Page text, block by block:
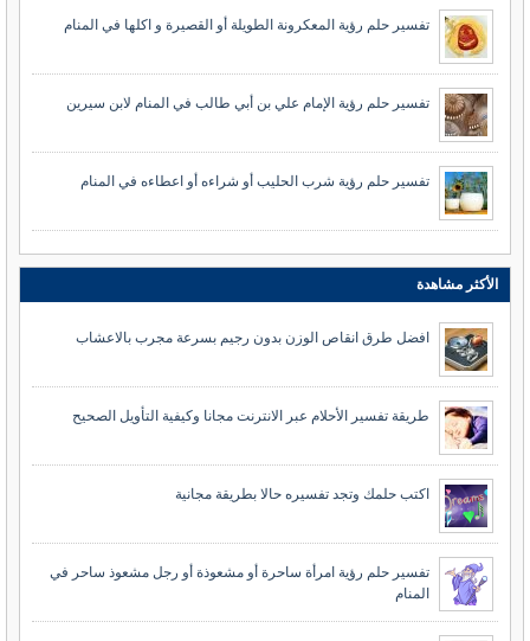
تفسير حلم رؤية المعكرونة الطويلة أو القصيرة و اكلها في المنام
تفسير حلم رؤية الإمام علي بن أبي طالب في المنام لابن سيرين
تفسير حلم رؤية شرب الحليب أو شراءه أو اعطاءه في المنام
الأكثر مشاهدة
افضل طرق انقاص الوزن بدون رجيم بسرعة مجرب بالاعشاب
طريقة تفسير الأحلام عبر الانترنت مجانا وكيفية التأويل الصحيح
اكتب حلمك وتجد تفسيره حالا بطريقة مجانية
تفسير حلم رؤية امرأة ساحرة أو مشعوذة أو رجل مشعوذ ساحر في
المنام